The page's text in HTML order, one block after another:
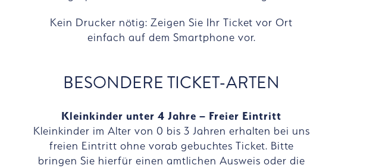
Kein Drucker nötig: Zeigen Sie Ihr Ticket vor Ort
einfach auf dem Smartphone vor.
BESONDERE TICKET-ARTEN
Kleinkinder unter 4 Jahre – Freier Eintritt
Kleinkinder im Alter von 0 bis 3 Jahren erhalten bei uns
freien Eintritt ohne vorab gebuchtes Ticket. Bitte
bringen Sie hierfür einen amtlichen Ausweis oder die